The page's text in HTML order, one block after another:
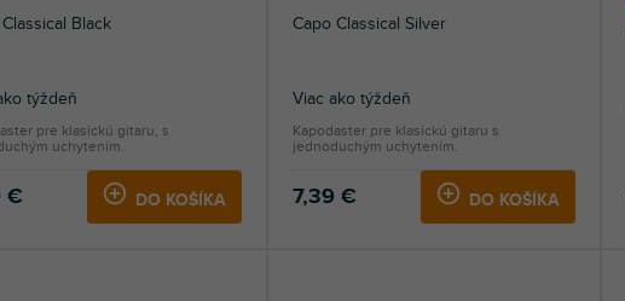
Black
týždeň
€ DO KOŠÍKA
pre klasickú gitaru, s
uchytením.
Capo Classical Silver
Viac ako týždeň
7,39 € DO KOŠÍKA
Kapodaster pre klasickú gitaru s
jednoduchým uchytením.